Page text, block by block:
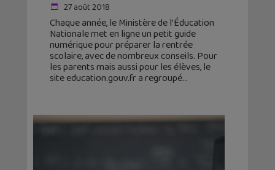
27 août 2018
Chaque année, le Ministère de l’Éducation
Nationale met en ligne un petit guide
numérique pour préparer la rentrée
scolaire, avec de nombreux conseils. Pour
les parents mais aussi pour les élèves, le
site education.gouv.fr a regroupé